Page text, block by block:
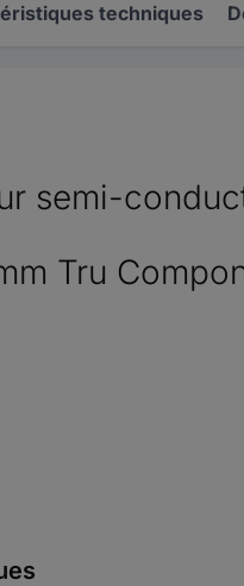
techniques
semi-
Tru